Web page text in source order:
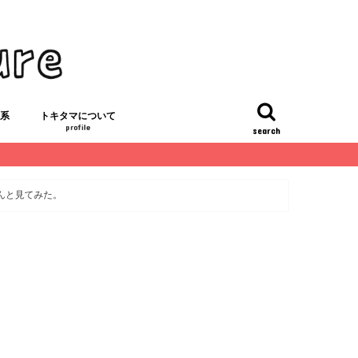
search
トキタマについて
profile
見てみた。